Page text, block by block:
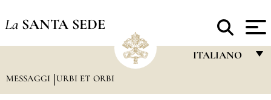
La SANTA SEDE
ITALIANO
MESSAGGI URBI ET ORBI